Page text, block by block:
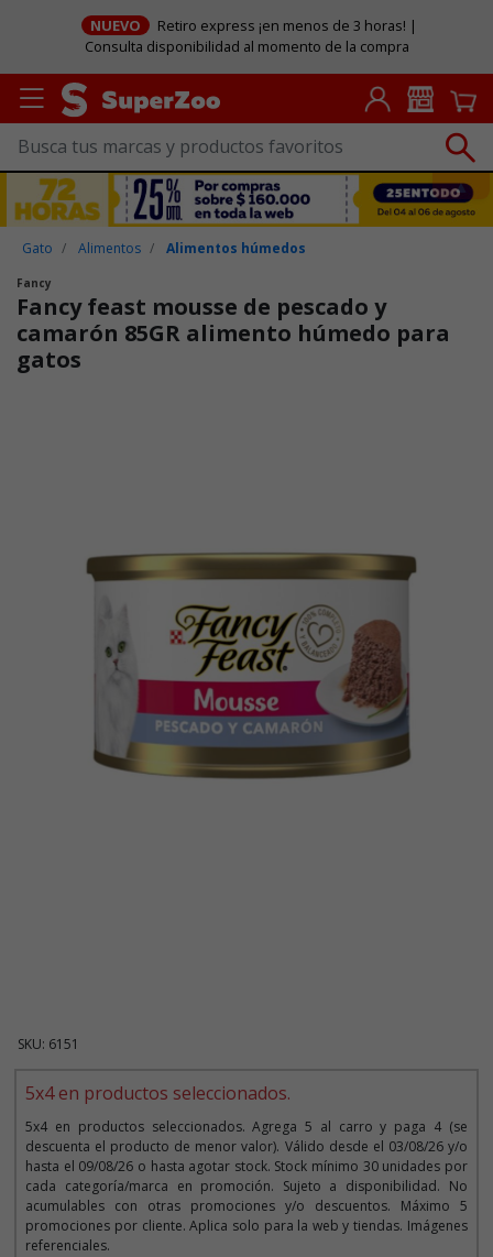
NUEVO
Retiro express ¡en menos de 3 horas! |
Consulta disponibilidad al momento de la compra
Gato Alimentos Alimentos húmedos
Fancy
Fancy feast mousse de pescado y
camarón 85GR alimento húmedo para
gatos
SKU: 6151
5x4 en productos seleccionados.
5x4 en productos seleccionados. Agrega 5 al carro y paga 4 (se
descuenta el producto de menor valor). Válido desde el 03/08/26 y/o
hasta el 09/08/26 o hasta agotar stock. Stock mínimo 30 unidades por
cada categoría/marca en promoción. Sujeto a disponibilidad. No
acumulables con otras promociones y/o descuentos. Máximo 5
promociones por cliente. Aplica solo para la web y tiendas. Imágenes
referenciales.